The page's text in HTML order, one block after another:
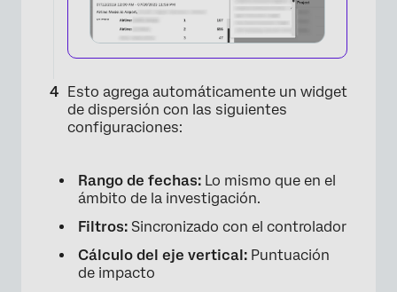
×
Esto agrega automáticamente un widget
de dispersión con las siguientes
configuraciones:
Rango de fechas: Lo mismo que en el
ámbito de la investigación.
Filtros: Sincronizado con el controlador
Cálculo del eje vertical: Puntuación
de impacto